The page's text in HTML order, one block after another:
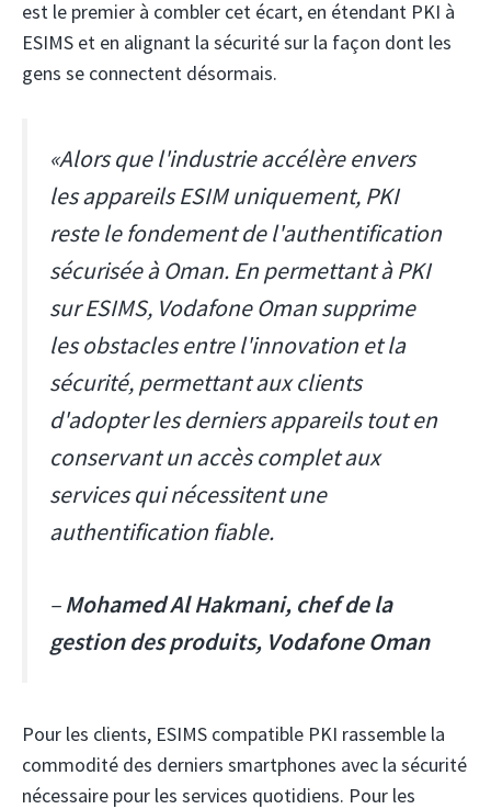
est le premier à combler cet écart, en étendant PKI à
ESIMS et en alignant la sécurité sur la façon dont les
gens se connectent désormais.
«Alors que l'industrie accélère envers
les appareils ESIM uniquement, PKI
reste le fondement de l'authentification
sécurisée à Oman. En permettant à PKI
sur ESIMS, Vodafone Oman supprime
les obstacles entre l'innovation et la
sécurité, permettant aux clients
d'adopter les derniers appareils tout en
conservant un accès complet aux
services qui nécessitent une
authentification fiable.
–Mohamed Al Hakmani, chef de la
gestion des produits, Vodafone Oman
Pour les clients, ESIMS compatible PKI rassemble la
commodité des derniers smartphones avec la sécurité
nécessaire pour les services quotidiens. Pour les